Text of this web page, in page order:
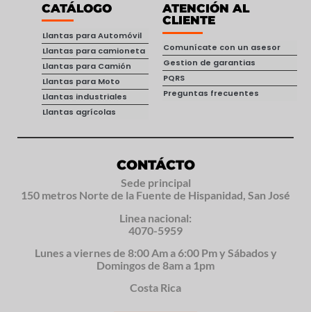
CATÁLOGO
Llantas para Automóvil
Llantas para camioneta
Llantas para Camión
Llantas para Moto
Llantas industriales
Llantas agrícolas
ATENCIÓN AL
CLIENTE
Comunícate con un asesor
Gestion de garantias
PQRS
Preguntas frecuentes
CONTÁCTO
Sede principal
150 metros Norte de la Fuente de Hispanidad, San José
Linea nacional:
4070-5959
Lunes a viernes de 8:00 Am a 6:00 Pm y Sábados y
Domingos de 8am a 1pm
Costa Rica